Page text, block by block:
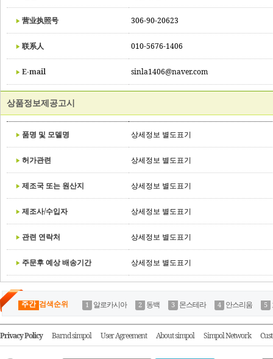
营业执照号 306-90-20623
联系人 010-5676-1406
E-mail sinla1406@naver.com
상품정보제공고시
품명 및 모델명 상세정보 별도표기
허가관련 상세정보 별도표기
제조국 또는 원산지 상세정보 별도표기
제조사/수입자 상세정보 별도표기
관련 연락처 상세정보 별도표기
주문후 예상 배송기간 상세정보 별도표기
주간 검색순위 알로카시아 동백 몬스테라 안스리움
Privacy Policy Barnd simpol User Agreement About simpol Simpol Network